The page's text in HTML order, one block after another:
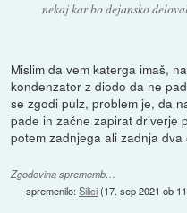
nekaj kar bo dejansko
Mislim da vem katerga imaš,
kondenzator z diodo da ne
se zgodi pulz, problem je, da
pade in začne zapirat driverje
potem zadnjega ali zadnja
Zgodovina sprememb…
spremenilo:Silici(17. sep 2021 ob